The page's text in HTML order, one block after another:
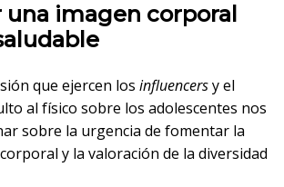
imagen corporal
que ejercen los influencersy el
al físico sobre los adolescentes nos
sobre la urgencia de fomentar la
y la valoración de la diversidad